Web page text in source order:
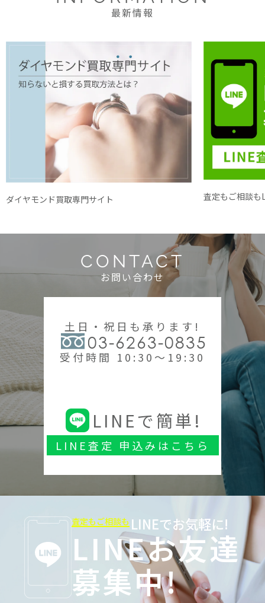
最新情報
ダイヤモンド買取専門サイト 査定もご相談も
CONTACT
お問い合わせ
土日・祝日も承ります!
03-6263-0835
受付時間 10:30～19:30
LINEで簡単!
LINE査定 申込みはこちら
査定もご相談も LINEでお気軽に!
LINEお友達
募集中!